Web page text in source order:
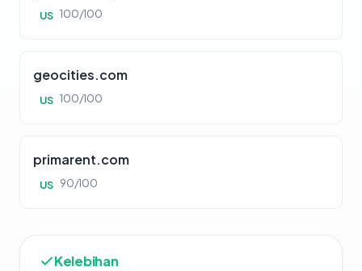
US 100/100
geocities.com
US 100/100
primarent.com
US 90/100
Kelebihan